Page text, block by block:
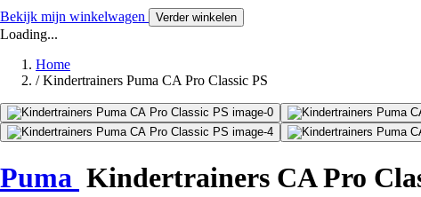
Bekijk mijn winkelwagen Verder winkelen
Loading...
Home
/ Kindertrainers Puma CA Pro Classic PS
Puma Kindertrainers CA Pro